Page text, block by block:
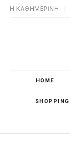
Η ΚΑΘΗΜΕΡΙΝΗ |
HOME
SHOPPING